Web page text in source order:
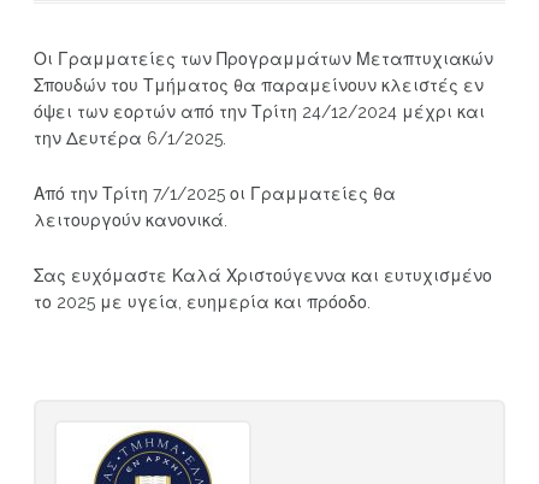
Οι Γραμματείες των Προγραμμάτων Μεταπτυχιακών
Σπουδών του Τμήματος θα παραμείνουν κλειστές εν
όψει των εορτών από την Τρίτη 24/12/2024 μέχρι και
την Δευτέρα 6/1/2025.
Από την Τρίτη 7/1/2025 οι Γραμματείες θα
λειτουργούν κανονικά.
Σας ευχόμαστε Καλά Χριστούγεννα και ευτυχισμένο
το 2025 με υγεία, ευημερία και πρόοδο.